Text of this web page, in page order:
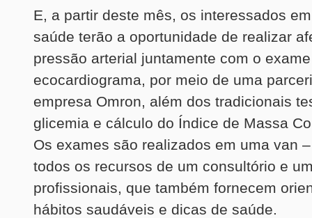
E, a partir deste mês, os interessados
saúde terão a oportunidade de realizar
pressão arterial juntamente com o
ecocardiograma, por meio de uma
empresa Omron, além dos tradicionais
glicemia e cálculo do Índice de Massa
Os exames são realizados em uma van
todos os recursos de um consultório e
profissionais, que também fornecem
hábitos saudáveis e dicas de saúde.